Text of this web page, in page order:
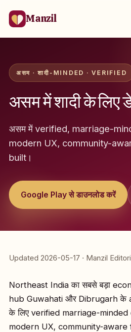
Manzil
असम · शादी-MINDED · VERIFIED
असम में शादी के लिए
असम में verified, marriage-
modern UX, community-
built।
Google Play से डाउनलोड करें
Updated 2026-05-17 · Manzil
Northeast India का सबसे बड़ा
hub Guwahati और Dibrugarh के
के लिए verified marriage-
modern UX, community-